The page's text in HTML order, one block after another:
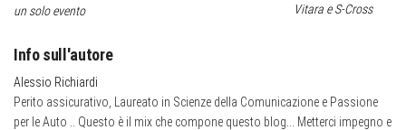
un solo evento
Vitara e S-Cross
Info sull'autore
Alessio Richiardi
Perito assicurativo, Laureato in Scienze della Comunicazione e Passione
per le Auto .. Questo è il mix che compone questo blog... Metterci impegno e